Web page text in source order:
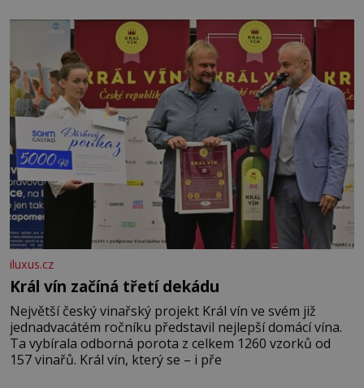
král. Nebo že by ne? Mongolové od roku 1223 postupují
podél Kaspického a Azovského moře,
iluxus.cz
Král vín začíná třetí dekádu
Největší český vinařský projekt Král vín ve svém již
jednadvacátém ročníku představil nejlepší domácí vína.
Ta vybírala odborná porota z celkem 1260 vzorků od
157 vinařů. Král vín, který se – i pře